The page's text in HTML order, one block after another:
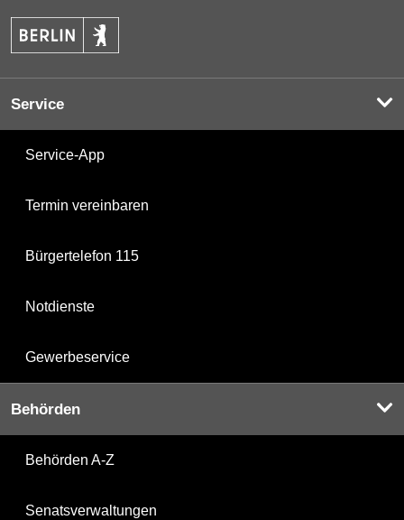
Service
Service-App
Termin vereinbaren
Bürgertelefon 115
Notdienste
Gewerbeservice
Behörden
Behörden A-Z
Senatsverwaltungen